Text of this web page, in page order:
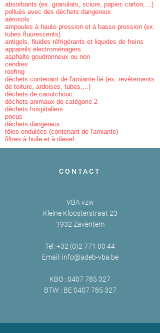
absorbants (ex. granulats, sciure, papier, carton,…)
pollués avec des déchets dangereux
aérosols
ampoules à haute pression et à basse pression (ex.
tubes fluorescents)
antigels, fluides réfrigérants et liquides de freins
appareils électroménagers
asphalte goudronneux ou non
cendres
roofing
déchets contenant de l'amiante lié (ex. revêtements
de toiture, ardoises, tubes,...)
déchets de caoutchouc
déchets animaux de catégorie 2
déchets hospitaliers
pneus
déchets dangereux
tôles ondulées (contenant de l'amiante)
filtres à huile et à diesel
CONTACT
VBA vzw
Kleine Kloosterstraat 23
1932 Zaventem
Tel: +32 (0)2 771 00 44
Email: info@adeb-vba.be
KBO : 0407 785 327
BTW : BE0407 785 327